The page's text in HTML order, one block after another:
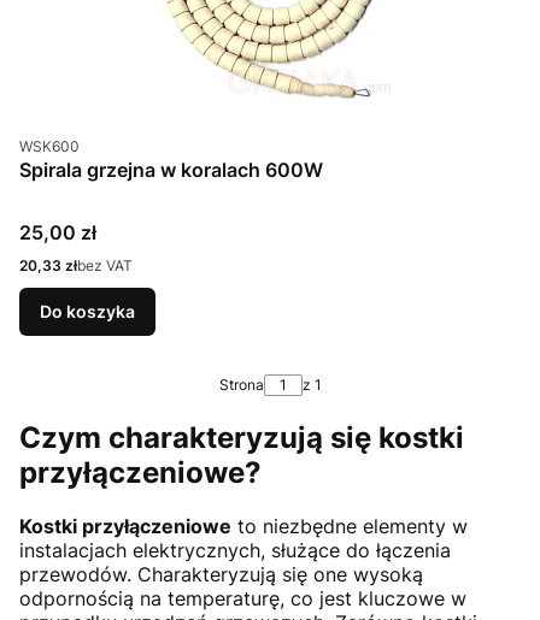
Kod produktu
WSK600
Spirala grzejna w koralach 600W
Cena
25,00 zł
Cena
20,33 złbez VAT
Do koszyka
Strona z 1
Czym charakteryzują się kostki
przyłączeniowe?
Kostki przyłączeniowe to niezbędne elementy w
instalacjach elektrycznych, służące do łączenia
przewodów. Charakteryzują się one wysoką
odpornością na temperaturę, co jest kluczowe w